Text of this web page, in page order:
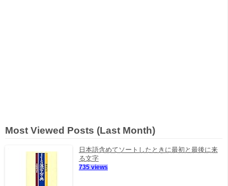
Most Viewed Posts (Last Month)
日本語含めてソートしたときに最初と最後に来
る文字
735 views